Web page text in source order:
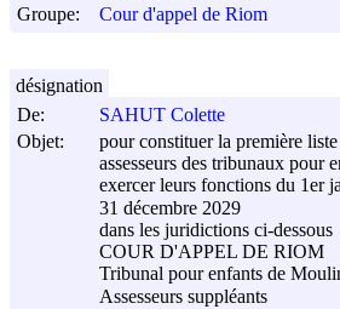
Groupe:
Cour d'appel de Riom
De:
SAHUT Colette
Objet:
pour constituer la première
assesseurs des tribunaux pour
exercer leurs fonctions du 1er
31 décembre 2029
dans les juridictions ci-dessous
COUR D'APPEL DE RIOM
Tribunal pour enfants de
Assesseurs suppléants
désignation